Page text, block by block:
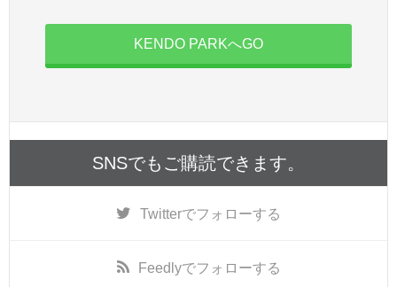
KENDO PARKへGO
SNSでもご購読できます。
Twitterでフォローする
Feedlyでフォローする